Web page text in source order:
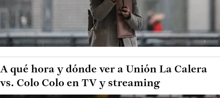
A qué hora y dónde ver a Unión La Calera
vs. Colo Colo en TV y streaming